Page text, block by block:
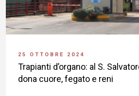
25 OTTOBRE 2024
Trapianti d’organo: al S.
dona cuore, fegato e reni